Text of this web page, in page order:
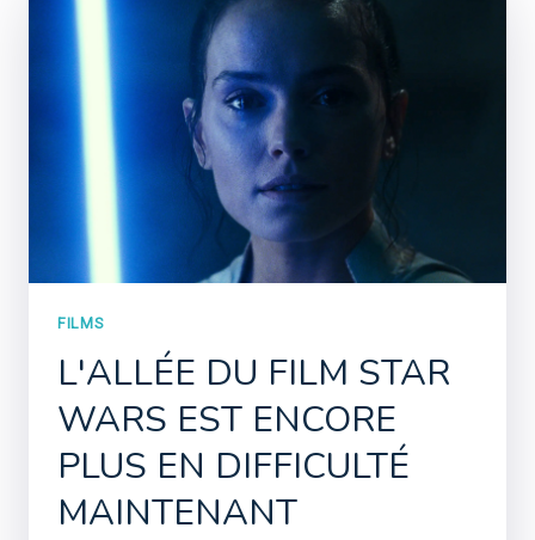
FILMS
L'ALLÉE DU FILM STAR
WARS EST ENCORE
PLUS EN DIFFICULTÉ
MAINTENANT